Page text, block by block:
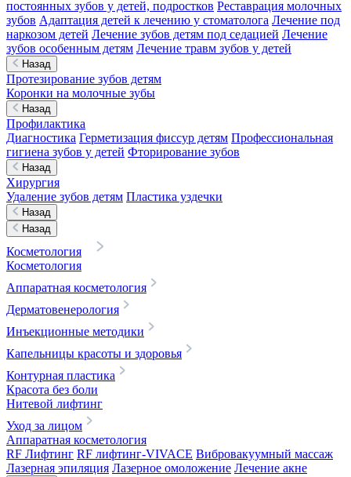
постоянных зубов у детей, подростков Реставрация молочных
зубов Адаптация детей к лечению у стоматолога Лечение под
наркозом детей Лечение зубов детям под седацией Лечение
зубов особенным детям Лечение травм зубов у детей
Назад
Протезирование зубов детям
Коронки на молочные зубы
Назад
Профилактика
Диагностика Герметизация фиссур детям Профессиональная
гигиена зубов у детей Фторирование зубов
Назад
Хирургия
Удаление зубов детям Пластика уздечки
Назад
Назад
Косметология
Косметология
Аппаратная косметология
Дерматовенерология
Инъекционные методики
Капельницы красоты и здоровья
Контурная пластика
Красота без боли
Нитевой лифтинг
Уход за лицом
Аппаратная косметология
RF Лифтинг RF лифтинг-VIVACE Вибровакуумный массаж
Лазерная эпиляция Лазерное омоложение Лечение акне